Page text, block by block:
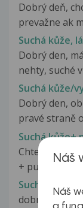
Dobrý deň,
prevažne ak
Suchá kůže,
Dobrý den,
nehty, suché
Suchá kůže/
Dobrý den,
pravé straně
Suchá kůže+
Chtel jsem
+ pupínky,
Suchá
dobrý
Náš
Náš